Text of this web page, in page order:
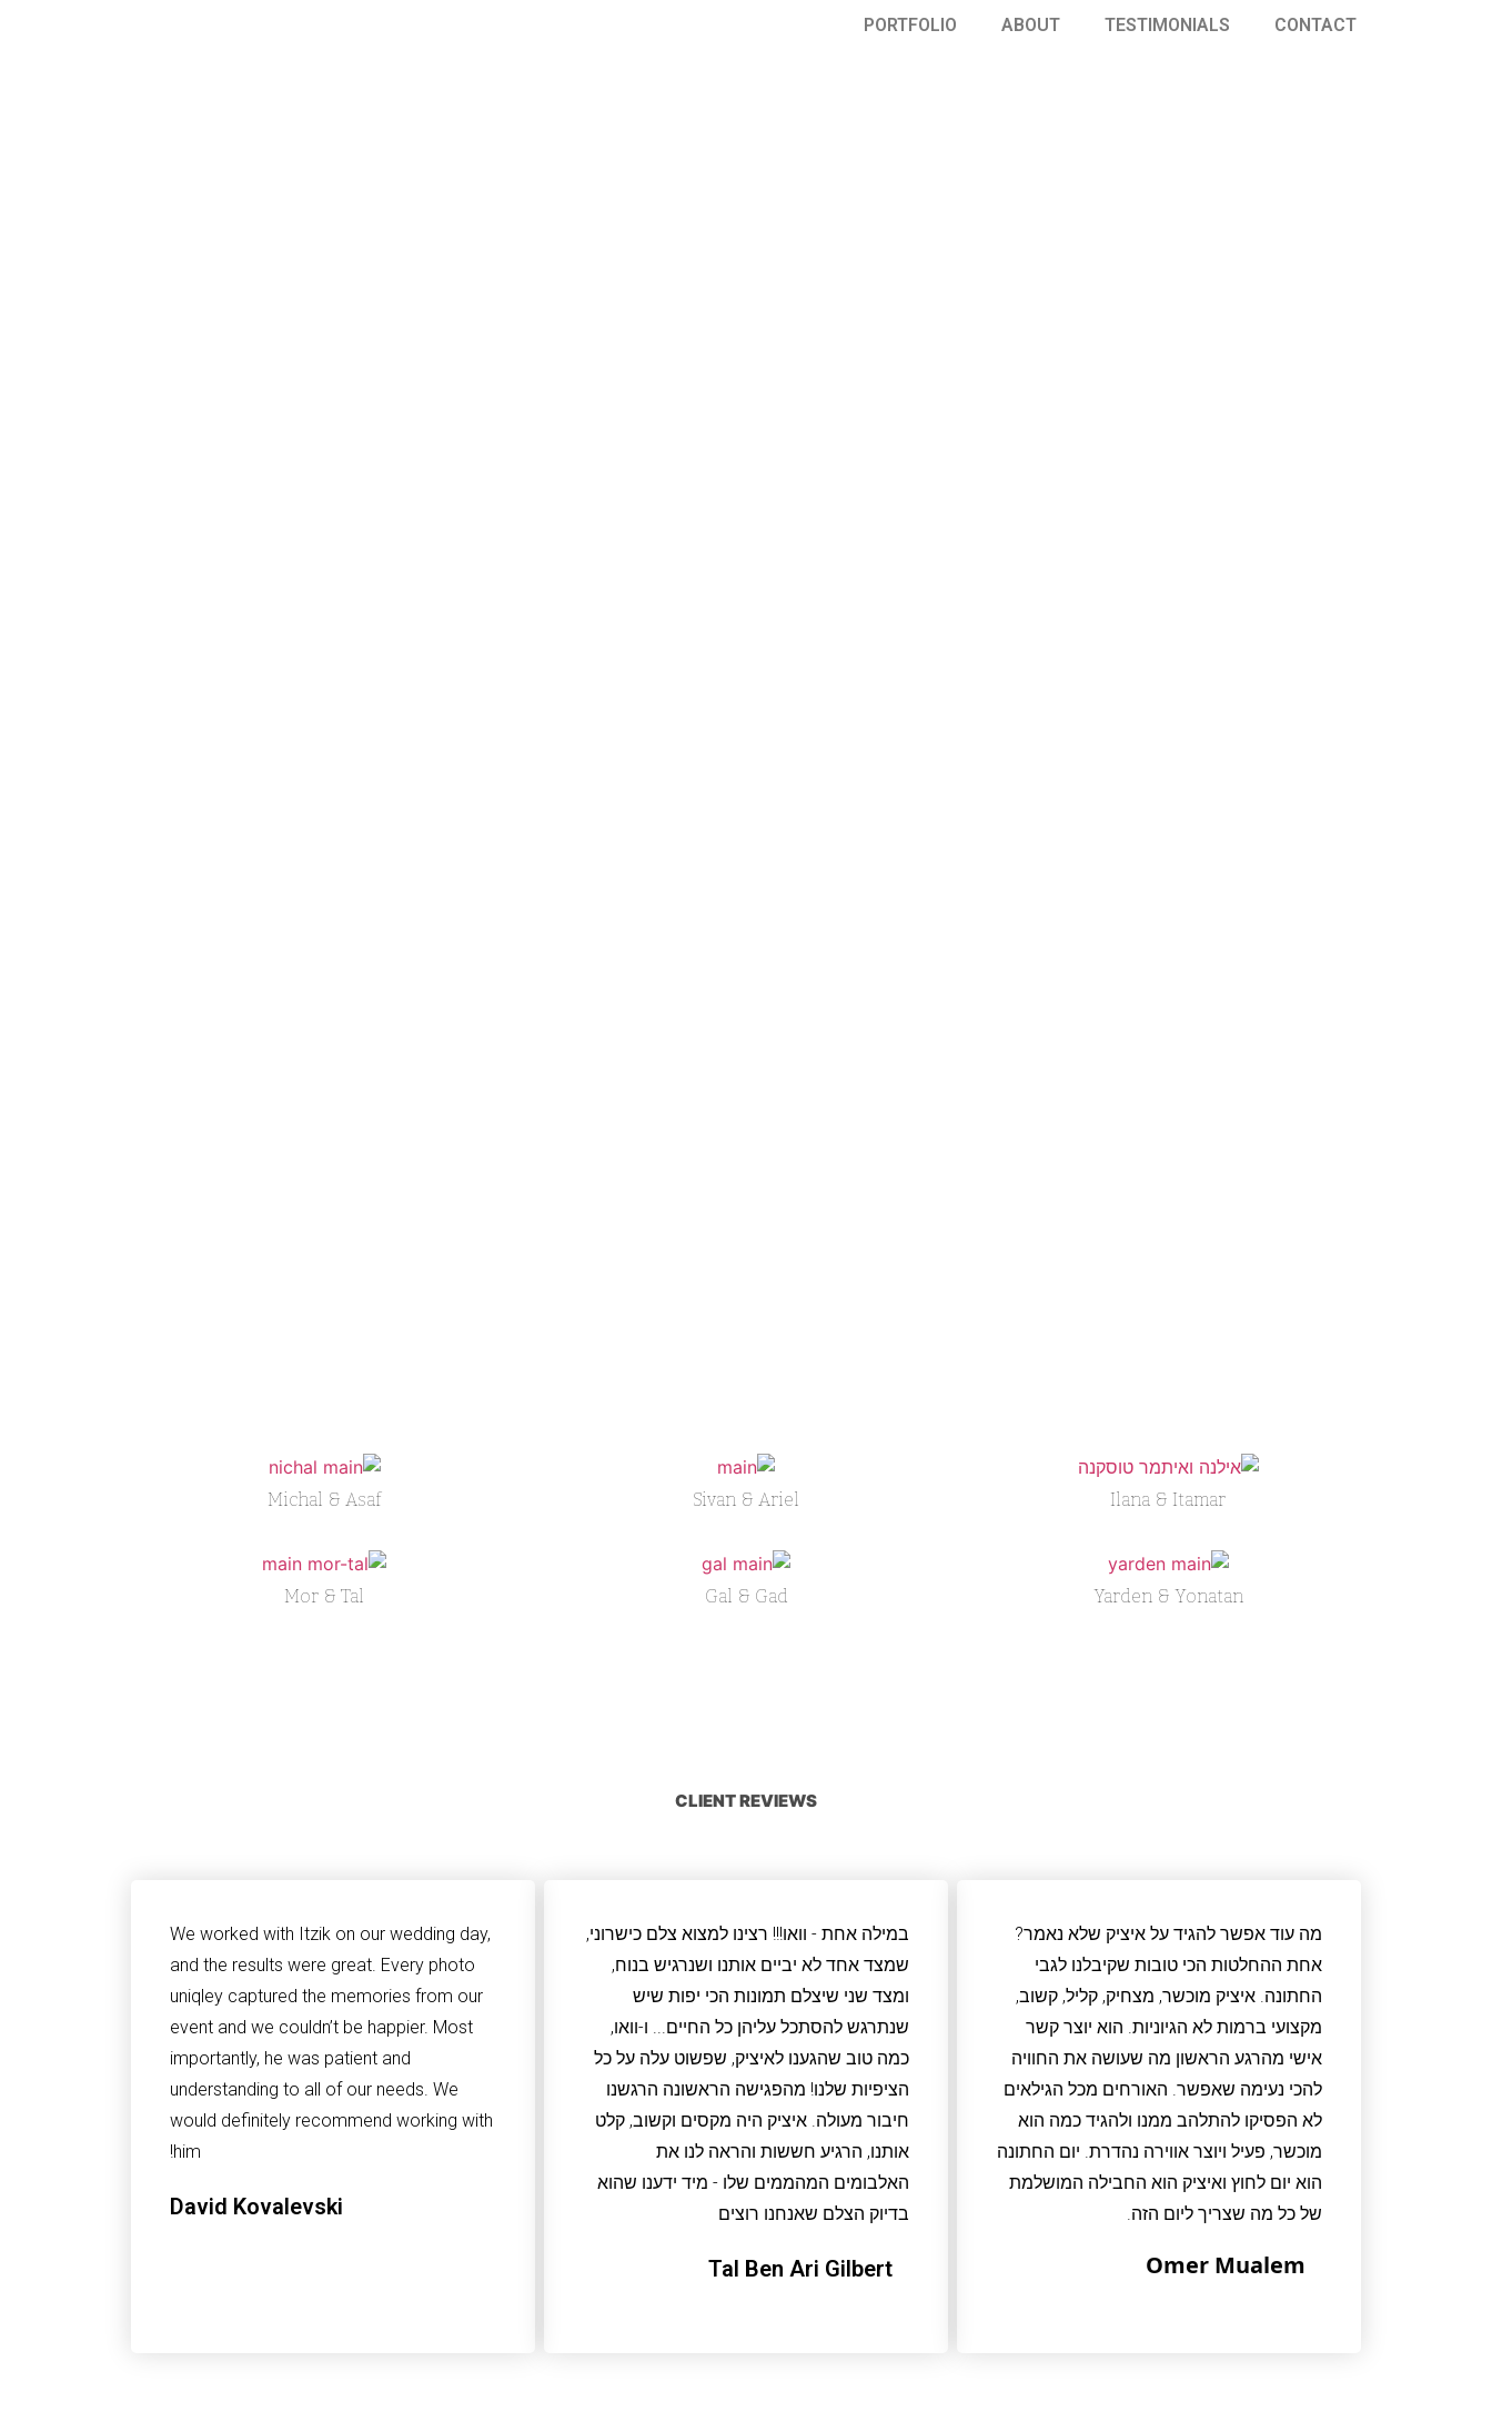
CONTACT
TESTIMONIALS
ABOUT
PORTFOLIO
Ilana & Itamar
Sivan & Ariel
Michal & Asaf
Yarden & Yonatan
Gal & Gad
Mor & Tal
CLIENT REVIEWS
מה עוד אפשר להגיד על איציק שלא נאמר?
אחת ההחלטות הכי טובות שקיבלנו לגבי
החתונה. איציק מוכשר, מצחיק, קליל, קשוב,
מקצועי ברמות לא הגיוניות. הוא יוצר קשר
אישי מהרגע הראשון מה שעושה את החוויה
להכי נעימה שאפשר. האורחים מכל הגילאים
לא הפסיקו להתלהב ממנו ולהגיד כמה הוא
מוכשר, פעיל ויוצר אווירה נהדרת. יום החתונה
הוא יום לחוץ ואיציק הוא החבילה המושלמת
של כל מה שצריך ליום הזה.
Omer Mualem
במילה אחת - וואו!!! רצינו למצוא צלם כישרוני,
שמצד אחד לא יביים אותנו ושנרגיש בנוח,
ומצד שני שיצלם תמונות הכי יפות שיש
שנתרגש להסתכל עליהן כל החיים... ו-וואו,
כמה טוב שהגענו לאיציק, שפשוט עלה על כל
הציפיות שלנו! מהפגישה הראשונה הרגשנו
חיבור מעולה. איציק היה מקסים וקשוב, קלט
אותנו, הרגיע חששות והראה לנו את
האלבומים המהממים שלו - מיד ידענו שהוא
בדיוק הצלם שאנחנו רוצים
Tal Ben Ari Gilbert‎
We worked with Itzik on our wedding day,
and the results were great. Every photo
uniqley captured the memories from our
event and we couldn’t be happier. Most
importantly, he was patient and
understanding to all of our needs. We
would definitely recommend working with
him!
David Kovalevski‎